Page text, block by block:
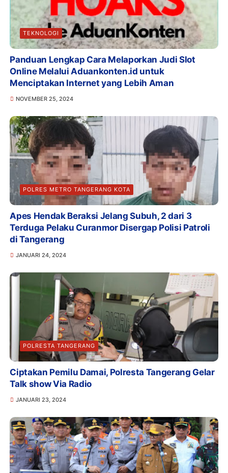
TEKNOLOGI
Panduan Lengkap Cara Melaporkan Judi Slot
Online Melalui Aduankonten.id untuk
Menciptakan Internet yang Lebih Aman
NOVEMBER 25, 2024
POLRES METRO TANGERANG KOTA
Apes Hendak Beraksi Jelang Subuh, 2 dari 3
Terduga Pelaku Curanmor Disergap Polisi Patroli
di Tangerang
JANUARI 24, 2024
POLRESTA TANGERANG
Ciptakan Pemilu Damai, Polresta Tangerang Gelar
Talk show Via Radio
JANUARI 23, 2024